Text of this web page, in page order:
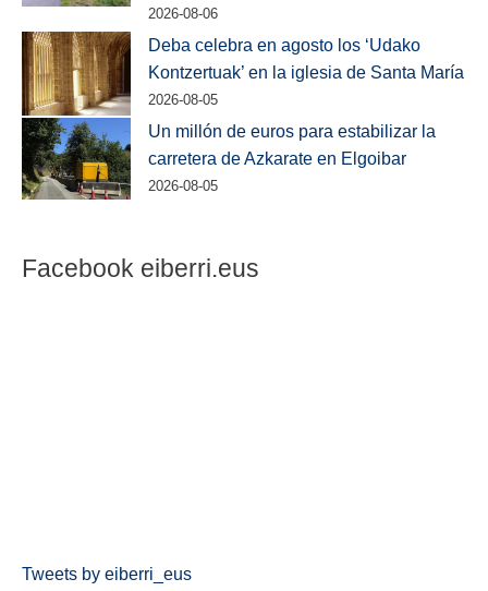
2026-08-06
Deba celebra en agosto los ‘Udako
Kontzertuak’ en la iglesia de Santa María
2026-08-05
Un millón de euros para estabilizar la
carretera de Azkarate en Elgoibar
2026-08-05
Facebook eiberri.eus
Tweets by eiberri_eus